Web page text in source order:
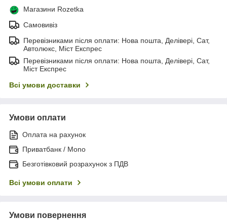
Магазини Rozetka
Самовивіз
Перевізниками після оплати: Нова пошта, Делівері, Сат,
Автолюкс, Міст Експрес
Перевізниками після оплати: Нова пошта, Делівері, Сат,
Міст Експрес
Всі умови доставки
Умови оплати
Оплата на рахунок
Приватбанк / Mono
Безготівковий розрахунок з ПДВ
Всі умови оплати
Умови повернення